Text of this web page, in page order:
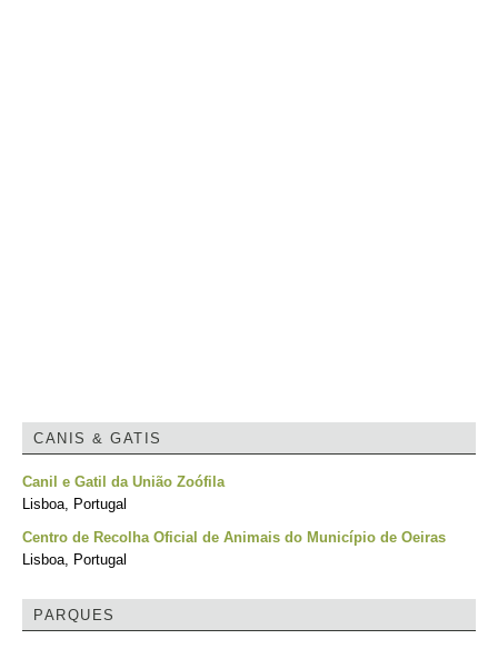
CANIS & GATIS
Canil e Gatil da União Zoófila
Lisboa, Portugal
Centro de Recolha Oficial de Animais do Município de Oeiras
Lisboa, Portugal
PARQUES